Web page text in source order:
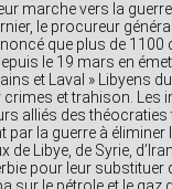
marche vers la
le procureur
que plus de 1100
le 19 mars en
et Laval » Libyens
et trahison. Les
alliés des
par la guerre à éliminer
Libye, de Syrie,
pour leur